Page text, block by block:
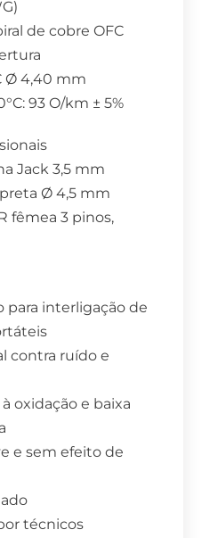
de cobre OFC
Ø 4,40 mm
93 O/km ± 5%
Jack 3,5 mm
Ø 4,5 mm
fêmea 3 pinos,
interligação de
contra ruído e
oxidação e baixa
e sem efeito de
técnicos